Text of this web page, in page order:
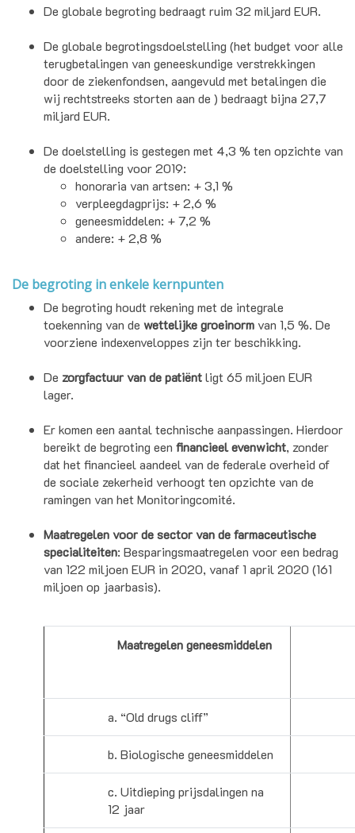
De globale begroting bedraagt ruim 32 miljard EUR.
De globale begrotingsdoelstelling (het budget voor alle
terugbetalingen van geneeskundige verstrekkingen
door de ziekenfondsen, aangevuld met betalingen die
wij rechtstreeks storten aan de ) bedraagt bijna 27,7
miljard EUR.
De doelstelling is gestegen met 4,3 % ten opzichte van
de doelstelling voor 2019:
honoraria van artsen: + 3,1 %
verpleegdagprijs: + 2,6 %
geneesmiddelen: + 7,2 %
andere: + 2,8 %
De begroting in enkele kernpunten
De begroting houdt rekening met de integrale
toekenning van de wettelijke groeinorm van 1,5 %. De
voorziene indexenveloppes zijn ter beschikking.
De zorgfactuur van de patiëntligt 65 miljoen EUR
lager.
Er komen een aantal technische aanpassingen. Hierdoor
bereikt de begroting een financieel evenwicht, zonder
dat het financieel aandeel van de federale overheid of
de sociale zekerheid verhoogt ten opzichte van de
ramingen van het Monitoringcomité.
Maatregelen voor de sector van de farmaceutische
specialiteiten: Besparingsmaatregelen voor een bedrag
van 122 miljoen EUR in 2020, vanaf 1 april 2020 (161
miljoen op jaarbasis).
Maatregelen geneesmiddelen
a. “Old drugs cliff”
b. Biologische geneesmiddelen
c. Uitdieping prijsdalingen na
12 jaar